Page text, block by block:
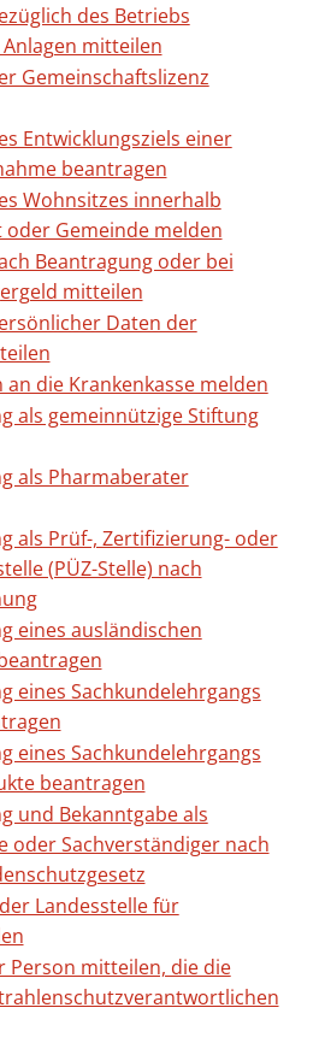
des Betriebs
mitteilen
Gemeinschaftslizenz
Entwicklungsziels einer
beantragen
Wohnsitzes innerhalb
oder Gemeinde melden
Beantragung oder bei
mitteilen
Daten der
die Krankenkasse melden
als gemeinnützige Stiftung
als Pharmaberater
als Prüf-, Zertifizierung- oder
(PÜZ-Stelle) nach
eines ausländischen
eines Sachkundelehrgangs
eines Sachkundelehrgangs
beantragen
und Bekanntgabe als
oder Sachverständiger nach
Landesstelle für
Person mitteilen, die die